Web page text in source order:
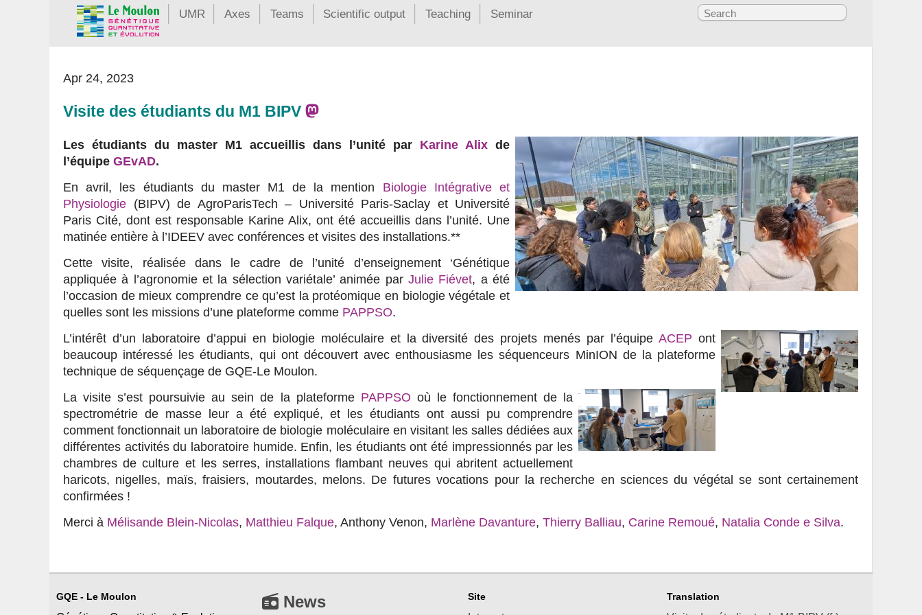
UMR Axes Teams Scientific output Teaching Seminar
Apr 24, 2023
Visite des étudiants du M1 BIPV
Les étudiants du master M1 accueillis dans l’unité par Karine Alix de
l’équipe GEvAD.
En avril, les étudiants du master M1 de la mention Biologie Intégrative et
Physiologie (BIPV) de AgroParisTech – Université Paris-Saclay et Université
Paris Cité, dont est responsable Karine Alix, ont été accueillis dans l’unité. Une
matinée entière à l’IDEEV avec conférences et visites des installations.**
Cette visite, réalisée dans le cadre de l’unité d’enseignement ‘Génétique
appliquée à l’agronomie et la sélection variétale’ animée par Julie Fiévet, a été
l’occasion de mieux comprendre ce qu’est la protéomique en biologie végétale et
quelles sont les missions d’une plateforme comme PAPPSO.
L’intérêt d’un laboratoire d’appui en biologie moléculaire et la diversité des projets menés par l’équipeACEP ont
beaucoup intéressé les étudiants, qui ont découvert avec enthousiasme les séquenceurs MinION de la plateforme
technique de séquençage de GQE-Le Moulon.
La visite s’est poursuivie au sein de la plateforme PAPPSO où le fonctionnement de la
spectrométrie de masse leur a été expliqué, et les étudiants ont aussi pu comprendre
comment fonctionnait un laboratoire de biologie moléculaire en visitant les salles dédiées aux
différentes activités du laboratoire humide. Enfin, les étudiants ont été impressionnés par les
chambres de culture et les serres, installations flambant neuves qui abritent actuellement
haricots, nigelles, maïs, fraisiers, moutardes, melons. De futures vocations pour la recherche en sciences du végétal se sont certainement
confirmées !
Merci à Mélisande Blein-Nicolas, Matthieu Falque, Anthony Venon, Marlène Davanture, Thierry Balliau, Carine Remoué, Natalia Conde e Silva.
GQE - Le Moulon News Site Translation